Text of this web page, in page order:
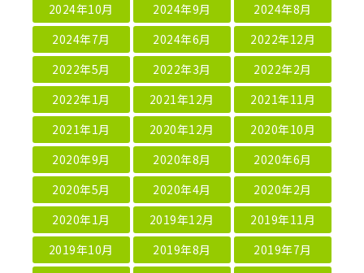
2024年10月
2024年9月
2024年8月
2024年7月
2024年6月
2022年12月
2022年5月
2022年3月
2022年2月
2022年1月
2021年12月
2021年11月
2021年1月
2020年12月
2020年10月
2020年9月
2020年8月
2020年6月
2020年5月
2020年4月
2020年2月
2020年1月
2019年12月
2019年11月
2019年10月
2019年8月
2019年7月